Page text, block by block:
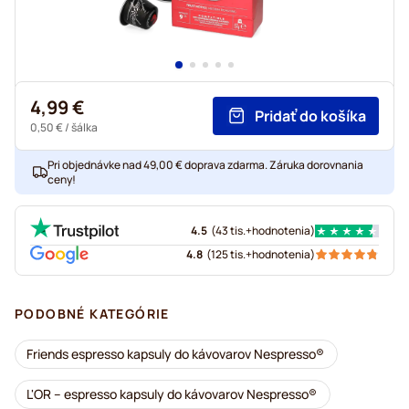
4,99 €
0,50 €/ šálka
Pridať do košíka
Pri objednávke nad 49,00 € doprava zdarma. Záruka dorovnania
ceny!
4.5 (43 tis.+hodnotenia)
4.8 (125 tis.+hodnotenia)
PODOBNÉ KATEGÓRIE
Friends espresso kapsuly do kávovarov Nespresso®
L'OR – espresso kapsuly do kávovarov Nespresso®